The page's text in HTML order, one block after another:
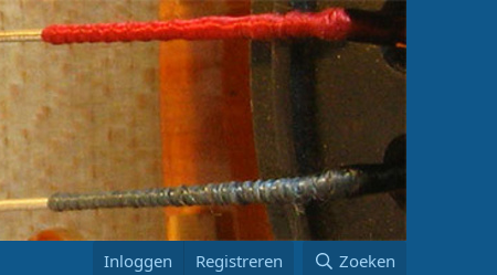
Inloggen Registreren Zoeken